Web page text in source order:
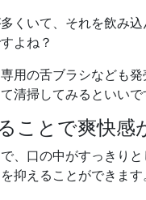
くいて、それを飲み
よね？
用の舌ブラシなども
清掃してみるといいで
ことで爽快感
、口の中がすっきり
抑えることができます